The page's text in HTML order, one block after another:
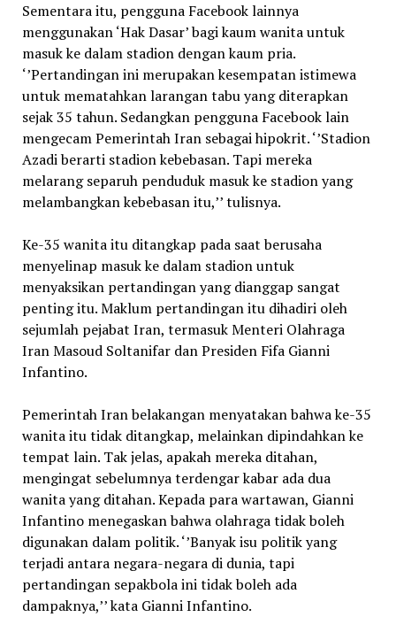
Sementara itu, pengguna Facebook lainnya
menggunakan ‘Hak Dasar’ bagi kaum wanita untuk
masuk ke dalam stadion dengan kaum pria.
‘’Pertandingan ini merupakan kesempatan istimewa
untuk mematahkan larangan tabu yang diterapkan
sejak 35 tahun. Sedangkan pengguna Facebook lain
mengecam Pemerintah Iran sebagai hipokrit. ‘’Stadion
Azadi berarti stadion kebebasan. Tapi mereka
melarang separuh penduduk masuk ke stadion yang
melambangkan kebebasan itu,’’ tulisnya.
Ke-35 wanita itu ditangkap pada saat berusaha
menyelinap masuk ke dalam stadion untuk
menyaksikan pertandingan yang dianggap sangat
penting itu. Maklum pertandingan itu dihadiri oleh
sejumlah pejabat Iran, termasuk Menteri Olahraga
Iran Masoud Soltanifar dan Presiden Fifa Gianni
Infantino.
Pemerintah Iran belakangan menyatakan bahwa ke-35
wanita itu tidak ditangkap, melainkan dipindahkan ke
tempat lain. Tak jelas, apakah mereka ditahan,
mengingat sebelumnya terdengar kabar ada dua
wanita yang ditahan. Kepada para wartawan, Gianni
Infantino menegaskan bahwa olahraga tidak boleh
digunakan dalam politik. ‘’Banyak isu politik yang
terjadi antara negara-negara di dunia, tapi
pertandingan sepakbola ini tidak boleh ada
dampaknya,’’ kata Gianni Infantino.